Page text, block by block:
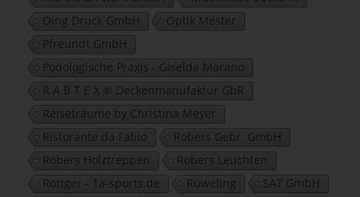
Oing Druck GmbH
Optik Mester
Pfreundt GmbH
Podologische Praxis - Giselda Marano
R A B T E X ® Deckenmanufaktur GbR
Reiseträume by Christina Meyer
Ristorante da Fabio
Robers Gebr. GmbH
Robers Holztreppen
Robers Leuchten
Röttger - 1a-sports.de
Rüweling
SAT GmbH